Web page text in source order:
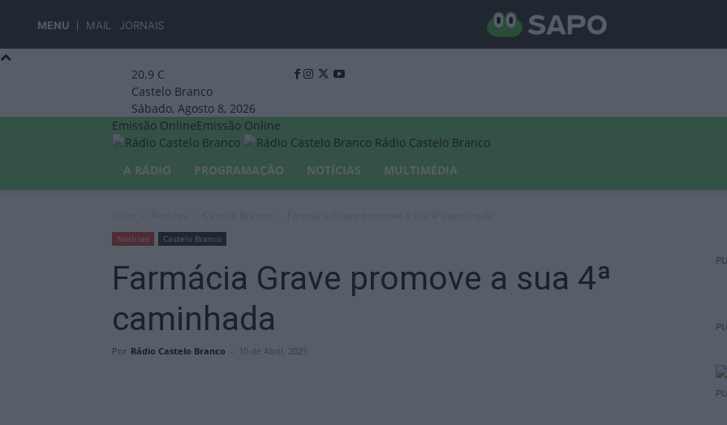
MENU MAIL JORNAIS
20.9 C
Castelo Branco
Sábado, Agosto 8, 2026
Emissão OnlineEmissão Online
Rádio Castelo Branco
A RÁDIO
PROGRAMAÇÃO NOTÍCIAS MULTIMÉDIA
Notícias Castelo Branco
Farmácia Grave promove a sua 4ª
caminhada
Por Rádio Castelo Branco - 10 de Abril, 2025